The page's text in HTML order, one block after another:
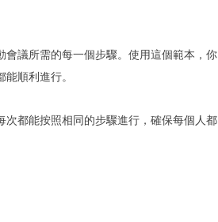
議所需的每一個步驟。使用這個範本，你
順利進行。
都能按照相同的步驟進行，確保每個人都